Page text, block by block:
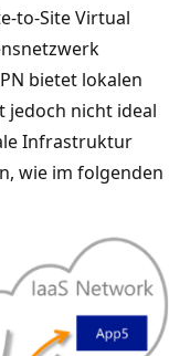
to-Site Virtual
bietet lokalen
jedoch nicht ideal
Infrastruktur
wie im folgenden